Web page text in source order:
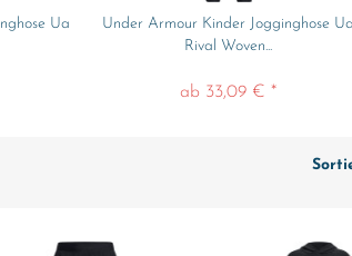
Ua
Under Armour Kinder Jogginghose Ua
Rival Woven...
ab 33,09 € *